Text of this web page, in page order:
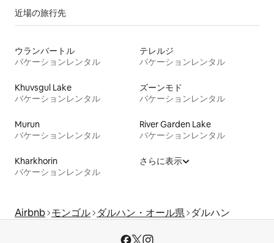
近場の旅行先
ウランバートル
バケーションレンタル
テレルジ
バケーションレンタル
Khuvsgul Lake
バケーションレンタル
ズーンモド
バケーションレンタル
Murun
バケーションレンタル
River Garden Lake
バケーションレンタル
Kharkhorin
バケーションレンタル
さらに表示
Airbnb モンゴル ダルハン・オール県 ダルハン